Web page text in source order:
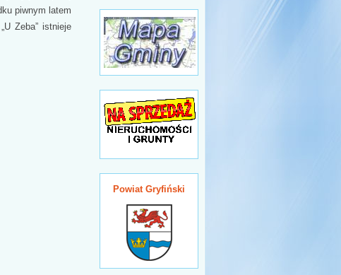
piwnym latem
Zeba” istnieje
Powiat Gryfiński